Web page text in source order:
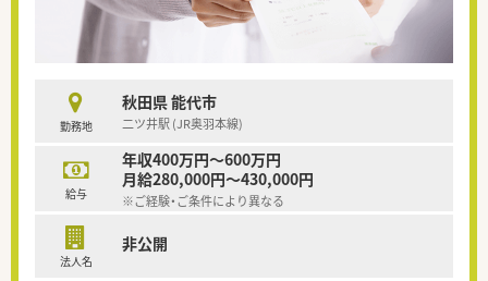
勤務地
秋田県 能代市
二ツ井駅 (JR奥羽本線)
給与
年収400万円～600万円
月給280,000円～430,000円
※ご経験・ご条件により異なる
法人名
非公開